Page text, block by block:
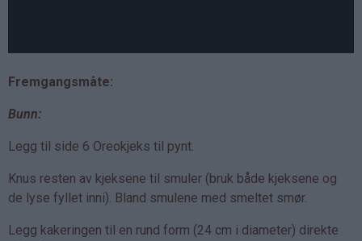
Fremgangsmåte:
Bunn:
Legg til side 6 Oreokjeks til pynt.
Knus resten av kjeksene til smuler (bruk både kjeksene og
de lyse fyllet inni). Bland smulene med smeltet smør.
Legg kakeringen til en rund form (24 cm i diameter) direkte